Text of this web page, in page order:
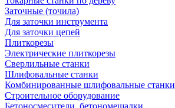
Заточные (точила)
Для заточки инструмента
Для заточки цепей
Плиткорезы
Электрические плиткорезы
Сверлильные станки
Шлифовальные станки
Комбинированные шлифовальные станки
Строительное оборудование
Бетоносмесители, бетономешалки